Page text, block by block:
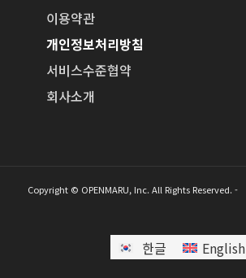
이용약관
개인정보처리방침
서비스수준협약
회사소개
Copyright © OPENMARU, Inc. All Rights Reserved. -
한글 English